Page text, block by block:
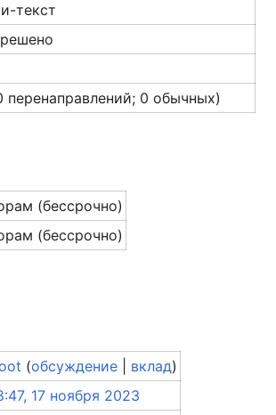
текст
перенаправлений; 0 обычных)
(бессрочно)
(бессрочно)
(обсуждение| вклад)
17 ноября 2023